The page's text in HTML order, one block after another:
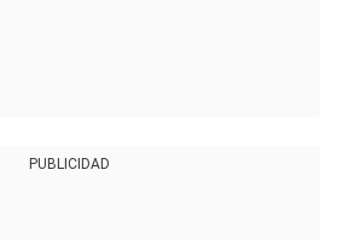
PUBLICIDAD